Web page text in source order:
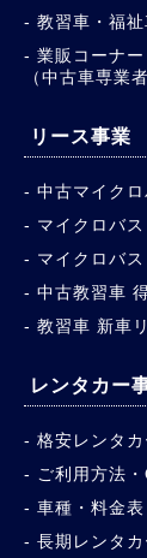
教習車・福
業販コーナー
（中古車専業
リース事業
中古マイク
マイクロバ
マイクロバ
中古教習車
教習車 新車
レンタカー
格安レンタ
ご利用方法
車種・料金
長期レンタ